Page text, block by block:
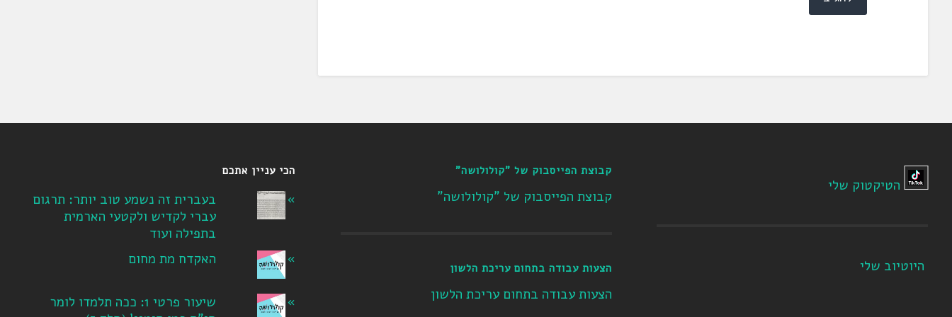
הטיקטוק שלי
היוטיוב שלי
קבוצת הפייסבוק של "קולולושה"
קבוצת הפייסבוק של "קולולושה"
הצעות עבודה בתחום עריכת הלשון
הצעות עבודה בתחום עריכת הלשון
הכי עניין אתכם
בעברית זה נשמע טוב יותר: תרגום
עברי לקדיש ולקטעי הארמית
בתפילה ועוד
האקדח מת מחום
שיעור פרטי 1: ככה תלמדו לומר